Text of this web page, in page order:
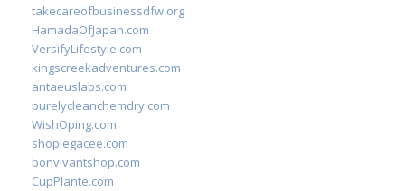
takecareofbusinessdfw.org
HamadaOfJapan.com
VersifyLifestyle.com
kingscreekadventures.com
antaeuslabs.com
purelycleanchemdry.com
WishOping.com
shoplegacee.com
bonvivantshop.com
CupPlante.com